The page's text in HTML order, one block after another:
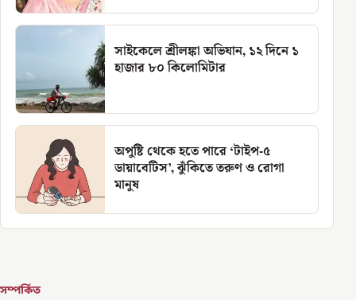
সাইকেলে শ্রীলঙ্কা অভিযান, ১২ দিনে ১
হাজার ৮০ কিলোমিটার
অপুষ্টি থেকে হতে পারে ‘টাইপ-৫
ডায়াবেটিস’, ঝুঁকিতে তরুণ ও রোগা
মানুষ
সম্পর্কিত